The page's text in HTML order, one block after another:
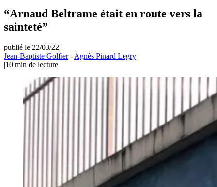
“Arnaud Beltrame était en route vers la
sainteté”
publié le 22/03/22|
Jean-Baptiste Golfier- Agnès Pinard Legry
|10 min de lecture